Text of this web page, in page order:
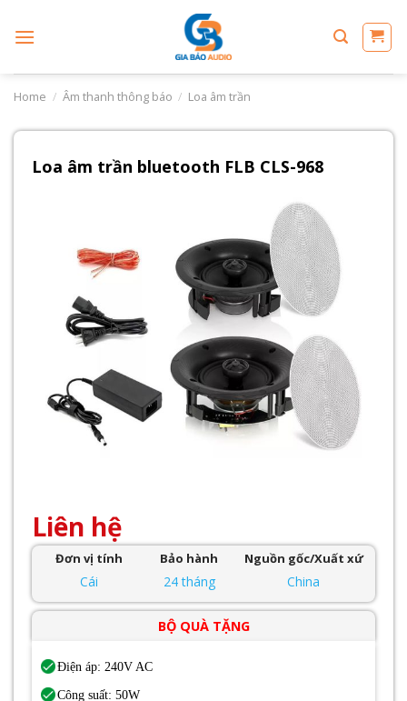
Home / Âm thanh thông báo / Loa âm trần
Loa âm trần bluetooth FLB CLS-968
Liên hệ
Đơn vị tính
Cái
Bảo hành
24 tháng
Nguồn gốc/Xuất xứ
China
BỘ QUÀ TẶNG
Điện áp: 240V AC
Công suất: 50W